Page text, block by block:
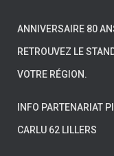
ANNIVERSAIRE 80
RETROUVEZ LE
VOTRE RÉGION.
INFO PARTENARIAT
CARLU 62 LILLERS